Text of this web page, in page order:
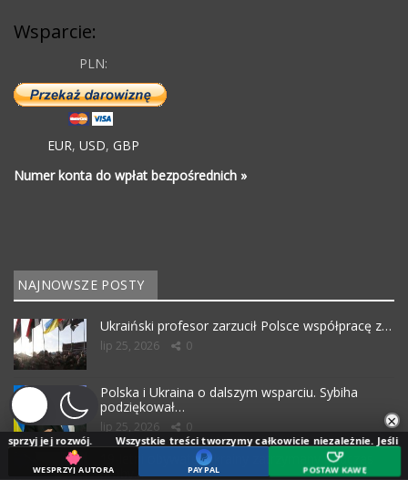
Wsparcie:
PLN:
EUR, USD, GBP
Numer konta do wpłat bezpośrednich »
NAJNOWSZE POSTY
Ukraiński profesor zarzucił Polsce współpracę z…
lip 25, 2026 0
Polska i Ukraina o dalszym wsparciu. Sybiha
podziękował…
lip 25, 2026 0
19-letni obywatel Ukrainy zatrzymany podczas
próby…
×
Wszystkie treści tworzymy całkowicie niezależnie. Jeśli doceniasz
WESPRZYJ AUTORA PAYPAL POSTAW KAWĘ